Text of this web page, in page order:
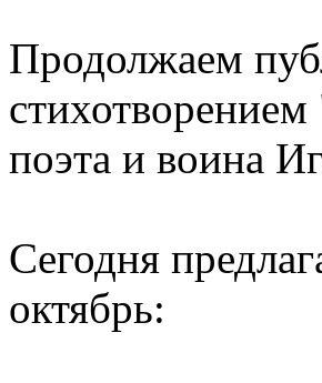
Продолжаем
поэта и воина
Сегодня
октябрь: